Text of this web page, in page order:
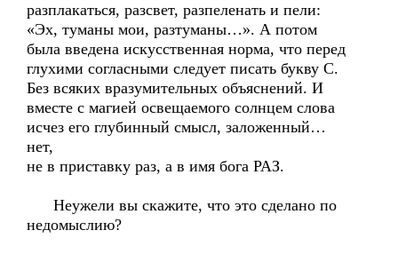
разплакаться, разсвет, разпеленать и пели:
«Эх, туманы мои, разтуманы…». А потом
была введена искусственная норма, что перед
глухими согласными следует писать букву С.
Без всяких вразумительных объяснений. И
вместе с магией освещаемого солнцем слова
исчез его глубинный смысл, заложенный…
нет,
не в приставку раз, а в имя бога РАЗ.
Неужели вы скажите, что это сделано по
недомыслию?